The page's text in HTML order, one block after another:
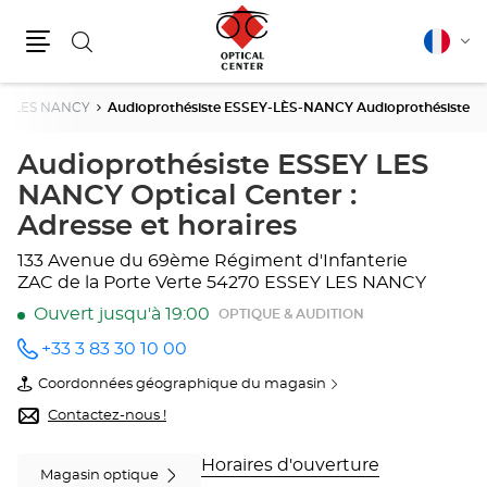
Rechercher Français
LES NANCY Audioprothésiste ESSEY-LÈS-NANCY Audioprothésiste
Audioprothésiste ESSEY LES
NANCY Optical Center :
Adresse et horaires
133 Avenue du 69ème Régiment d'Infanterie
ZAC de la Porte Verte 54270 ESSEY LES NANCY
Ouvert jusqu'à 19:00
OPTIQUE & AUDITION
Appeler
le point
de vente
Audioprothésiste
ESSEY-
Audioprothésiste
+33 3 83 30 10 00
Coordonnées géographique du magasin
du
point
de
ESSEY-
Contactez-nous !
Magasin optique
Horaires d'ouverture